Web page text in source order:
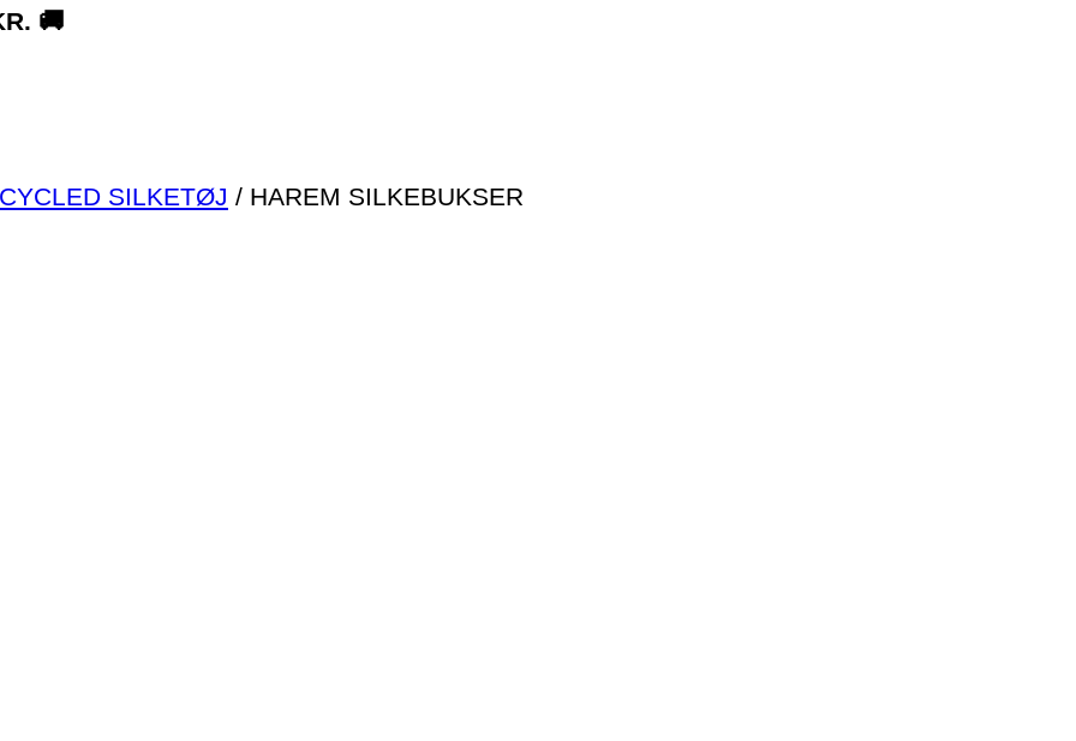
🚚
SILKETØJ / HAREM SILKEBUKSER